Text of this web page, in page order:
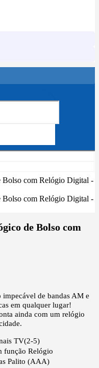
de Bolso com
de bandas AM e
em qualquer lugar!
ainda com um relógio
TV(2-5)
função Relógio
Palito (AAA)